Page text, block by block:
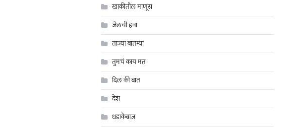
खाकीतील माणूस
जेलची हवा
ताज्या बातम्या
तुमचं काय मत
दिल की बात
देश
धडाकेबाज